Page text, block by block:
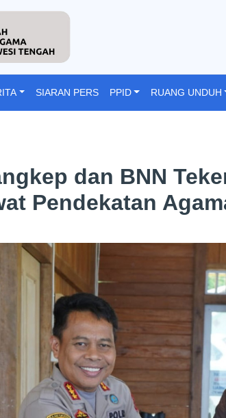
SIARAN PERS PPID RUANG UNDUH
dan BNN
Pendekatan